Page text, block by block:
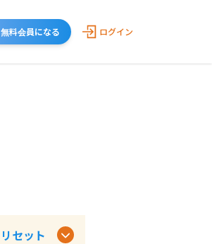
無料会員になる ログイン
リセット